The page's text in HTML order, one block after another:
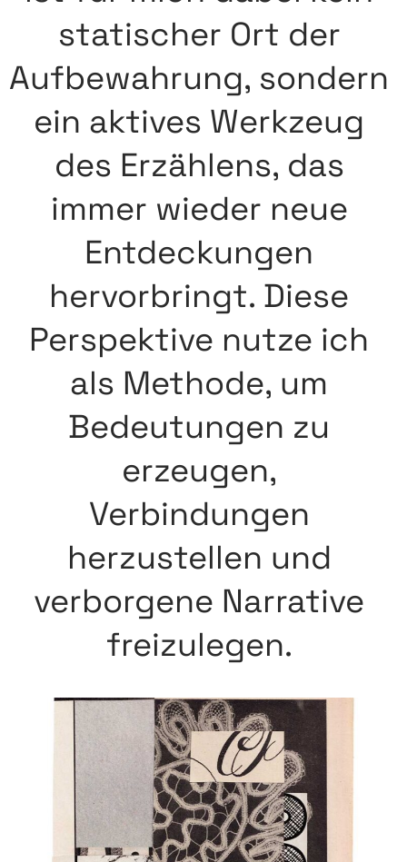
statischer Ort der
Aufbewahrung, sondern
ein aktives Werkzeug
des Erzählens, das
immer wieder neue
Entdeckungen
hervorbringt. Diese
Perspektive nutze ich
als Methode, um
Bedeutungen zu
erzeugen,
Verbindungen
herzustellen und
verborgene Narrative
freizulegen.